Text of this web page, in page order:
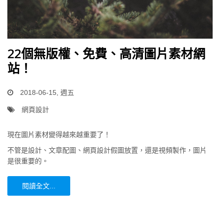
22個無版權、免費、高清圖片素材網
站！
2018-06-15, 週五
網頁設計
現在圖片素材變得越來越重要了！
不管是設計、文章配圖、網頁設計假圖放置，還是視頻製作，圖片
是很重要的。
閱讀全文...